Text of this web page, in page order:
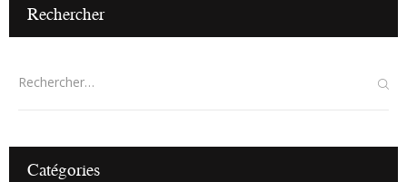
Rechercher
Catégories